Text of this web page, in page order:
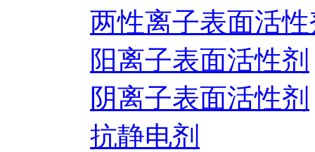
两性离子表面活
阳离子表面活性剂
阴离子表面活性剂
抗静电剂